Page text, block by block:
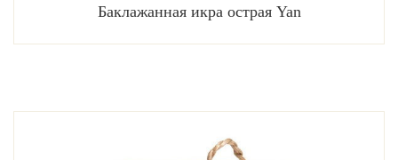
Баклажанная икра острая Yan